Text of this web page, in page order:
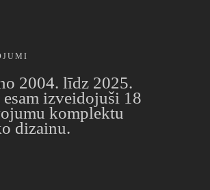
2004. līdz 2025.
esam izveidojuši 18
komplektu
dizainu.